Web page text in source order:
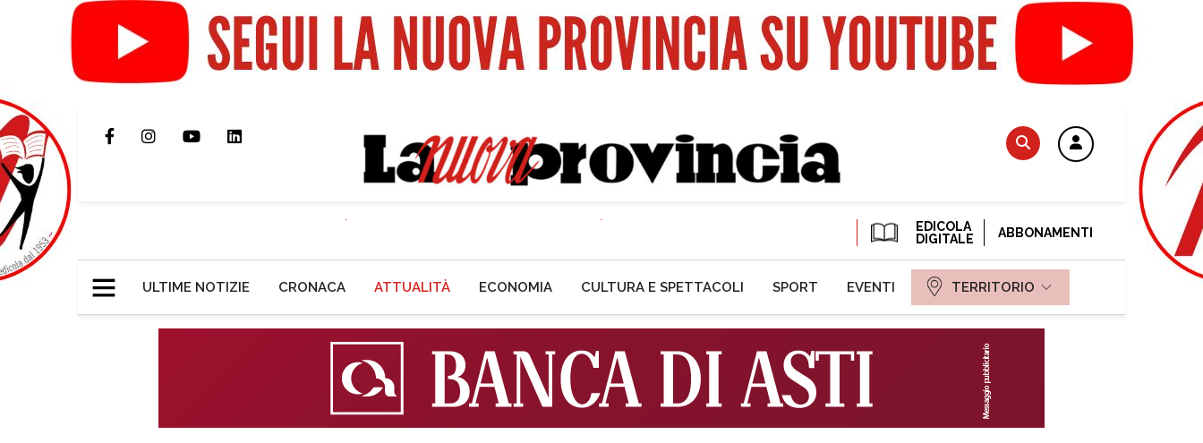
EDICOLA
DIGITALE
ABBONAMENTI
ULTIME NOTIZIE CRONACA ATTUALITÀ ECONOMIA CULTURA E SPETTACOLI SPORT EVENTI TERRITORIO